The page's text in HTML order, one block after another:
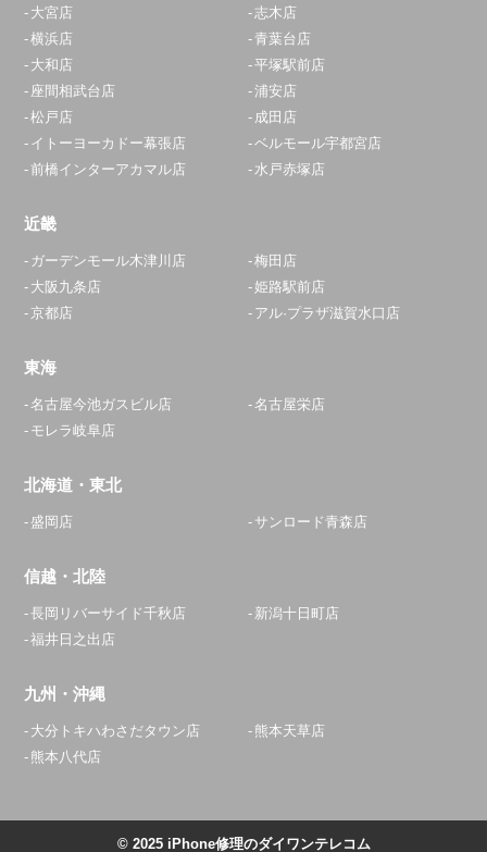
大宮店
志木店
横浜店
青葉台店
大和店
平塚駅前店
座間相武台店
浦安店
松戸店
成田店
イトーヨーカドー幕張店
ベルモール宇都宮店
前橋インターアカマル店
水戸赤塚店
近畿
ガーデンモール木津川店
梅田店
大阪九条店
姫路駅前店
京都店
アル·プラザ滋賀水口店
東海
名古屋今池ガスビル店
名古屋栄店
モレラ岐阜店
北海道・東北
盛岡店 サンロード青森店
信越・北陸
長岡リバーサイド千秋店
新潟十日町店
福井日之出店
九州・沖縄
大分トキハわさだタウン店
熊本天草店
熊本八代店
© 2025 iPhone修理のダイワンテレコム